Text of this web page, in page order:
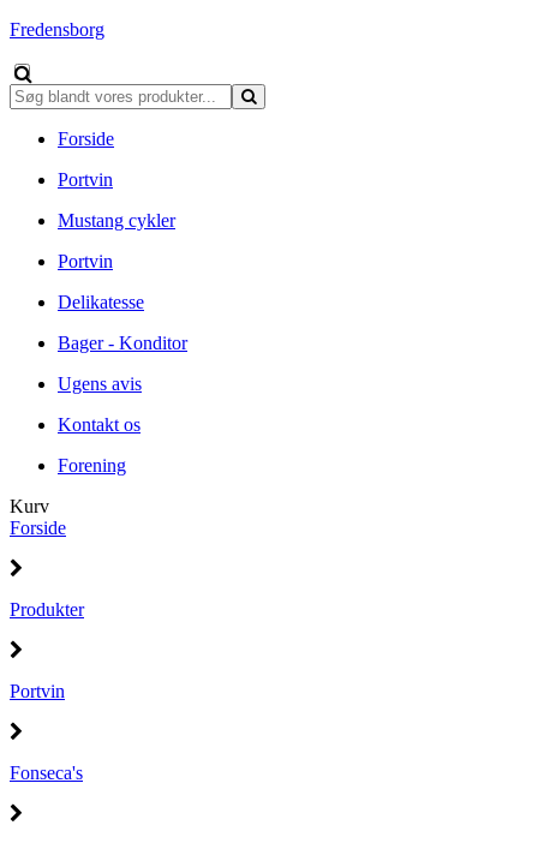
Fredensborg
Forside
Portvin
Mustang cykler
Portvin
Delikatesse
Bager - Konditor
Ugens avis
Kontakt os
Forening
Kurv
Forside
Produkter
Portvin
Fonseca's